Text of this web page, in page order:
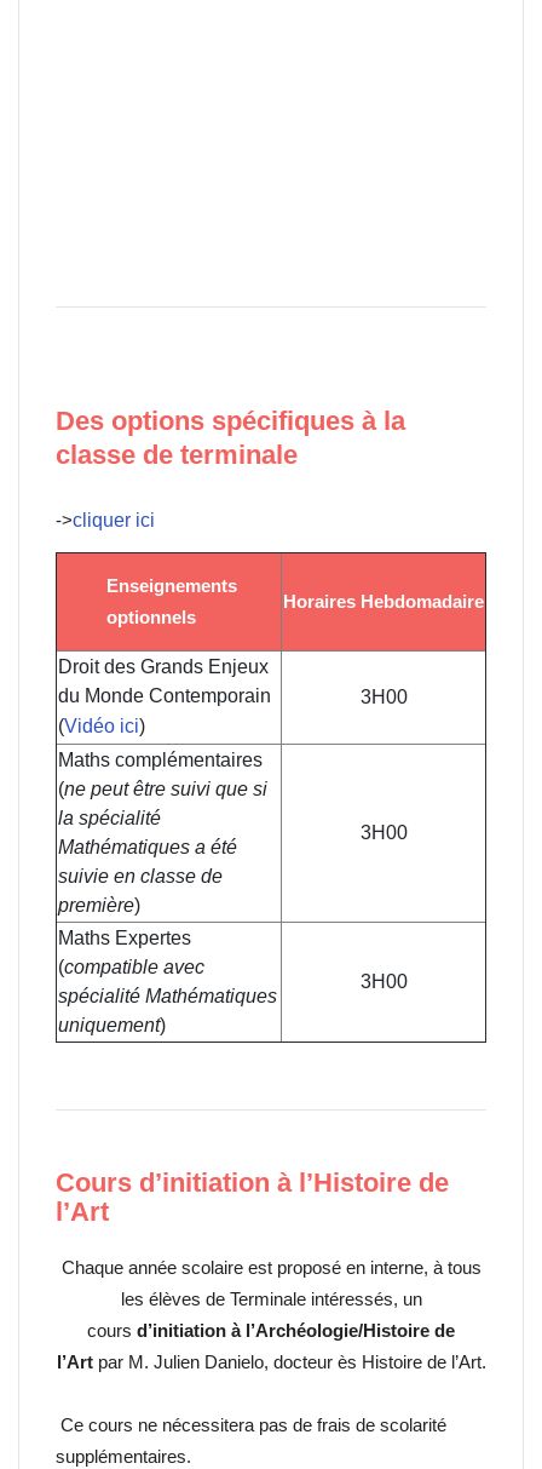
Des options spécifiques à la
classe de terminale
->cliquer ici
Enseignements
optionnels
Horaires Hebdomadaire
Droit des Grands Enjeux
du Monde Contemporain
(Vidéo ici)
3H00
Maths complémentaires
(ne peut être suivi que si
la spécialité
Mathématiques a été
suivie en classe de
première)
3H00
Maths Expertes
(compatible avec
spécialité Mathématiques
uniquement)
3H00
Cours d’initiation à l’Histoire de
l’Art
Chaque année scolaire est proposé en interne, à tous
les élèves de Terminale intéressés, un
cours d’initiation à l’Archéologie/Histoire de
l’Artpar M. Julien Danielo, docteur ès Histoire de l’Art.
Ce cours ne nécessitera pas de frais de scolarité
supplémentaires.